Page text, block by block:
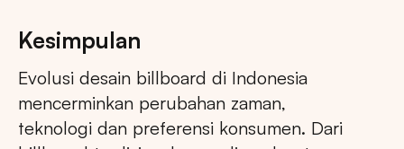
Kesimpulan
Evolusi desain billboard di Indonesia
mencerminkan perubahan zaman,
teknologi dan preferensi konsumen. Dari